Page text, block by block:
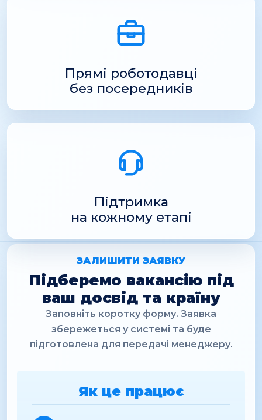
Прямі роботодавці
без посередників
Підтримка
на кожному етапі
ЗАЛИШИТИ ЗАЯВКУ
Підберемо вакансію під
ваш досвід та країну
Заповніть коротку форму. Заявка
збережеться у системі та буде
підготовлена для передачі менеджеру.
Як це працює